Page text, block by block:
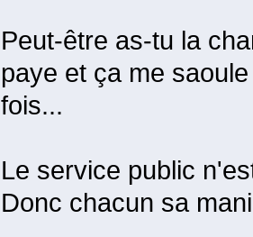
Peut-être as-tu la
paye et ça me
fois...
Le service public
Donc chacun sa